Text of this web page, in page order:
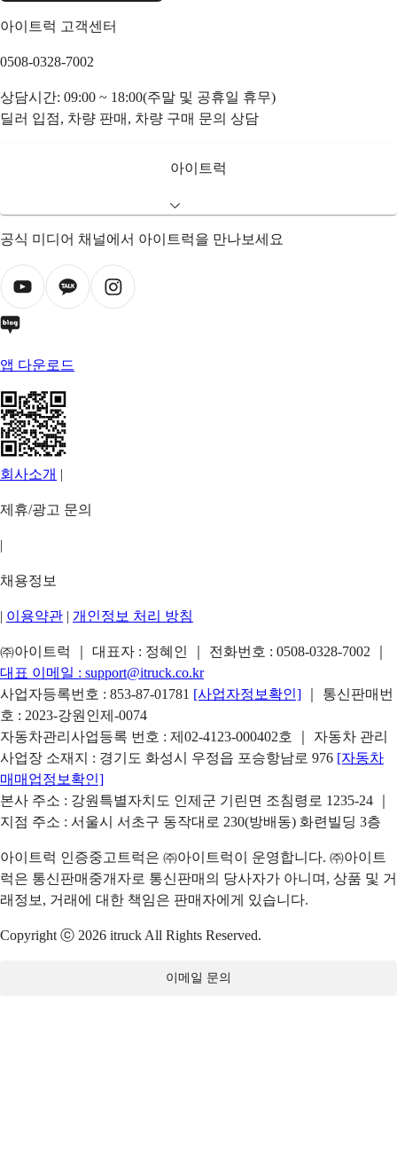
아이트럭 고객센터
0508-0328-7002
상담시간: 09:00 ~ 18:00(주말 및 공휴일 휴무)
딜러 입점, 차량 판매, 차량 구매 문의 상담
아이트럭
공식 미디어 채널에서 아이트럭을 만나보세요
앱 다운로드
회사소개 |
제휴/광고 문의
|
채용정보
| 이용약관 | 개인정보 처리 방침
㈜아이트럭 ｜ 대표자 : 정혜인 ｜ 전화번호 : 0508-0328-7002
대표 이메일 : support@itruck.co.kr
사업자등록번호 : 853-87-01781 [사업자정보확인]
｜ 통신판매번
호 : 2023-강원인제-0074
자동차관리사업등록 번호 : 제02-4123-000402호 ｜ 자동차 관리
사업장 소재지 : 경기도 화성시 우정읍 포승항남로 976 [자동차
매매업정보확인]
본사 주소 : 강원특별자치도 인제군 기린면 조침령로 1235-24 ｜
지점 주소 : 서울시 서초구 동작대로 230(방배동) 화련빌딩 3층
아이트럭 인증중고트럭은 ㈜아이트럭이 운영합니다. ㈜아이트
럭은 통신판매중개자로 통신판매의 당사자가 아니며, 상품 및 거
래정보, 거래에 대한 책임은 판매자에게 있습니다.
Copyright ⓒ 2026 itruck All Rights Reserved.
이메일 문의